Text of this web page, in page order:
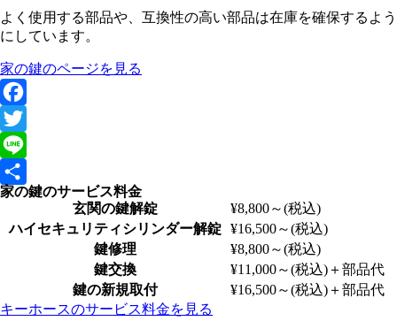
よく使用する部品や、互換性の高い部品は在庫を確保するよう
にしています。
家の鍵のページを見る
Facebook
Twitter
Line
共
有
家の鍵のサービス料金
玄関の鍵解錠
¥8,800～(税込)
ハイセキュリティシリンダー解錠
¥16,500～(税込)
鍵修理
¥8,800～(税込)
鍵交換
¥11,000～(税込)＋部品代
鍵の新規取付
¥16,500～(税込)＋部品代
キーホースのサービス料金を見る